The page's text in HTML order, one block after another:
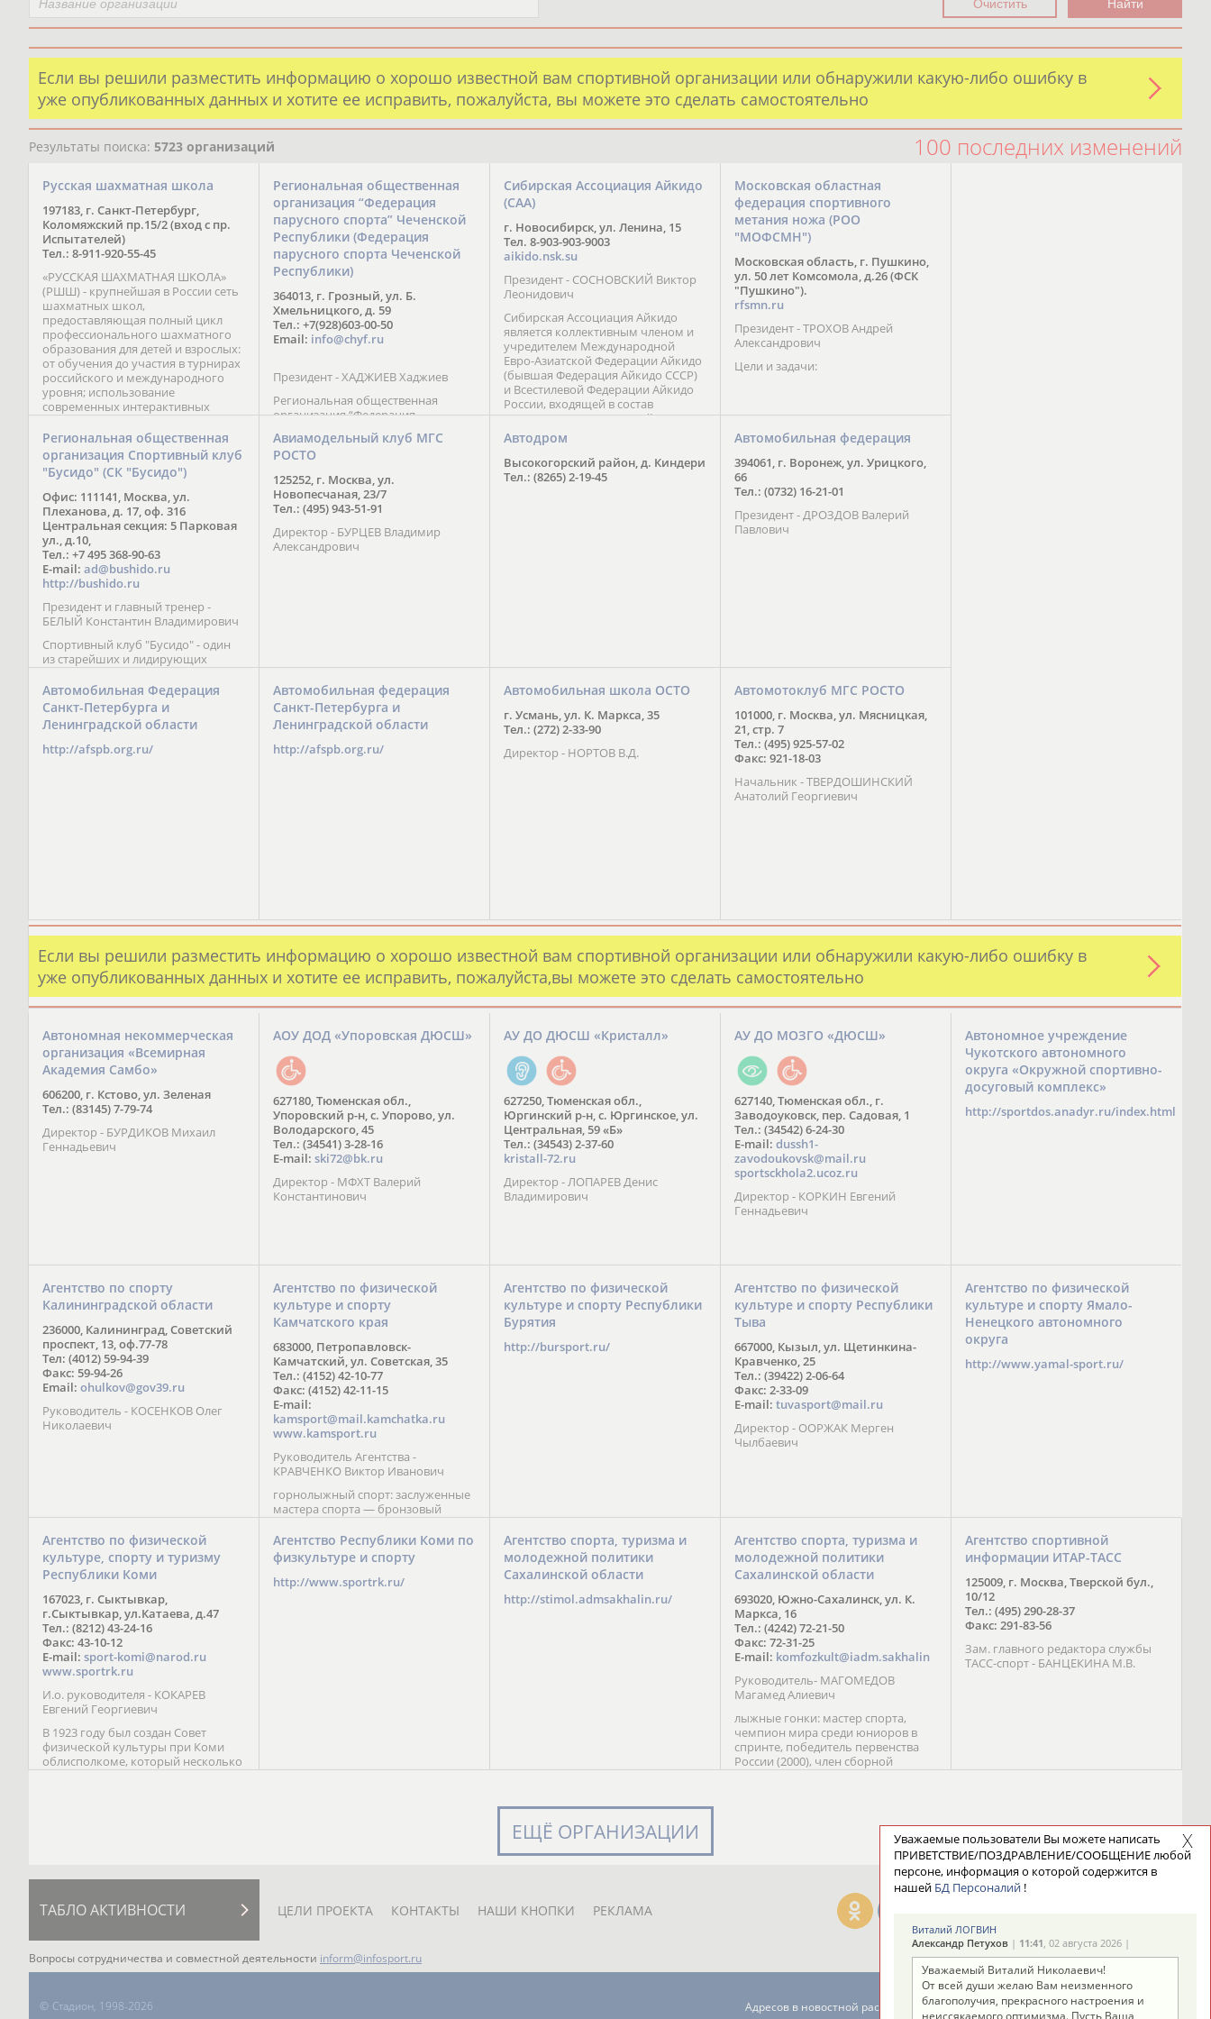
Если вы решили разместить информацию о хорошо известной вам спортивной организации или обнаружили какую-либо ошибку в
уже опубликованных данных и хотите ее исправить, пожалуйста, вы можете это сделать самостоятельно
Результаты поиска: 5723 организаций 100 последних изменений
Русская шахматная школа
197183, г. Санкт-Петербург,
Коломяжский пр.15/2 (вход с пр.
Испытателей)
Тел.: 8-911-920-55-45
«РУССКАЯ ШАХМАТНАЯ ШКОЛА»
(РШШ) - крупнейшая в России сеть
шахматных школ,
предоставляющая полный цикл
профессионального шахматного
образования для детей и взрослых:
от обучения до участия в турнирах
российского и международного
уровня; использование
современных интерактивных
методик подачи материала;
обучение на русском и английском
языках; специалисты с опытом
преподавания более 20 лет;
направленность на общее
развитие ребенка: проведение
творческих мастер-классов, уроков
по истории и литературе,
организация регулярных
шахматных сборов на спортивных
базах и в детских лагерях,
проведение встреч с выдающимися
шахматистами; корпоративное
обучение; онлайн обучение в
форме вебинаров и
индивидуальных занятий, круглые
столы российских и
международных тренеров,
трансляция мероприятий и
турниров.
Региональная общественная
организация “Федерация
парусного спорта” Чеченской
Республики (Федерация
парусного спорта Чеченской
Республики)
364013, г. Грозный, ул. Б.
Хмельницкого, д. 59
Тел.: +7(928)603-00-50
Email: info@chyf.ru
Президент - ХАДЖИЕВ Хаджиев
Региональная общественная
организация “Федерация
парусного спорта” Чеченской
Республики начала свою
деятельность в декабре 2016 года.
Миссия федерации состоит в
популяризации парусного спорта,
привлечении и содействии
развитию спорта в этом регионе и
спортсменов на российских и
международных соревнованиях.
Сибирская Ассоциация Айкидо
(САА)
г. Новосибирск, ул. Ленина, 15
Тел. 8-903-903-9003
aikido.nsk.su
Президент - СОСНОВСКИЙ Виктор
Леонидович
Сибирская Ассоциация Айкидо
является коллективным членом и
учредителем Международной
Евро-Азиатской Федерации Айкидо
(бывшая Федерация Айкидо СССР)
и Всестилевой Федерации Айкидо
России, входящей в состав
Национального Совета Айкидо
России, президентом которого
является С. В. Киреенко
Московская областная
федерация спортивного
метания ножа (РОО
"МОФСМН")
Московская область, г. Пушкино,
ул. 50 лет Комсомола, д.26 (ФСК
"Пушкино").
rfsmn.ru
Президент - ТРОХОВ Андрей
Александрович
Цели и задачи:
Региональная общественная
организация Спортивный клуб
"Бусидо" (СК "Бусидо")
Офис: 111141, Москва, ул.
Плеханова, д. 17, оф. 316
Центральная секция: 5 Парковая
ул., д.10,
Тел.: +7 495 368-90-63
E-mail: ad@bushido.ru
http://bushido.ru
Президент и главный тренер -
БЕЛЫЙ Константин Владимирович
Спортивный клуб "Бусидо" - один
из старейших и лидирующих
клубов России, изучающих и
развивающих различные боевые
искусства и, прежде всего, каратэ
Кёкусинкай - первого в мире стиля
контактного каратэ, получившего
огромное развитие во всем
мире. Однако, спектр интересов
Авиамодельный клуб МГС
РОСТО
125252, г. Москва, ул.
Новопесчаная, 23/7
Тел.: (495) 943-51-91
Директор - БУРЦЕВ Владимир
Александрович
Автодром
Высокогорский район, д. Киндери
Тел.: (8265) 2-19-45
Автомобильная федерация
394061, г. Воронеж, ул. Урицкого,
66
Тел.: (0732) 16-21-01
Президент - ДРОЗДОВ Валерий
Павлович
Автомобильная Федерация
Санкт-Петербурга и
Ленинградской области
http://afspb.org.ru/
Автомобильная федерация
Санкт-Петербурга и
Ленинградской области
http://afspb.org.ru/
Автомобильная школа ОСТО
г. Усмань, ул. К. Маркса, 35
Тел.: (272) 2-33-90
Директор - НОРТОВ В.Д.
Автомотоклуб МГС РОСТО
101000, г. Москва, ул. Мясницкая,
21, стр. 7
Тел.: (495) 925-57-02
Факс: 921-18-03
Начальник - ТВЕРДОШИНСКИЙ
Анатолий Георгиевич
Если вы решили разместить информацию о хорошо известной вам спортивной организации или обнаружили какую-либо ошибку в
уже опубликованных данных и хотите ее исправить, пожалуйста,вы можете это сделать самостоятельно
Автономная некоммерческая
организация «Всемирная
Академия Самбо»
606200, г. Кстово, ул. Зеленая
Тел.: (83145) 7-79-74
Директор - БУРДИКОВ Михаил
Геннадьевич
АОУ ДОД «Упоровская ДЮСШ»
627180, Тюменская обл.,
Упоровский р-н, с. Упорово, ул.
Володарского, 45
Тел.: (34541) 3-28-16
E-mail: ski72@bk.ru
Директор - МФХТ Валерий
Константинович
АУ ДО ДЮСШ «Кристалл»
627250, Тюменская обл.,
Юргинский р-н, с. Юргинское, ул.
Центральная, 59 «Б»
Тел.: (34543) 2-37-60
kristall-72.ru
Директор - ЛОПАРЕВ Денис
Владимирович
АУ ДО МОЗГО «ДЮСШ»
627140, Тюменская обл., г.
Заводоуковск, пер. Садовая, 1
Тел.: (34542) 6-24-30
​E-mail: dussh1-
zavodoukovsk@mail.ru
sportsckhola2.ucoz.ru
Директор - КОРКИН Евгений
Геннадьевич
Автономное учреждение
Чукотского автономного
округа «Окружной спортивно-
досуговый комплекс»
http://sportdos.anadyr.ru/index.html
Агентство по спорту
Калининградской области
236000, Калининград, Советский
проспект, 13, оф.77-78
Тел: (4012) 59-94-39
Факс: 59-94-26
Email: ohulkov@gov39.ru
Руководитель - КОСЕНКОВ Олег
Николаевич
Агентство по физической
культуре и спорту
Камчатского края
683000, Петропавловск-
Камчатский, ул. Советская, 35
Тел.: (4152) 42-10-77
Факс: (4152) 42-11-15
E-mail:
kamsport@mail.kamchatka.ru
www.kamsport.ru
Руководитель Агентства -
КРАВЧЕНКО Виктор Иванович
горнолыжный спорт: заслуженные
мастера спорта — бронзовый
призер Кубка мира (1997),
обладатель Кубка Европы (2002) В.
Зеленская; бронзовый призер
Паралимпийских игр в Солт-Лейк-
Сити (2002) А. Мошкин; мастер
Агентство по физической
культуре и спорту Республики
Бурятия
http://bursport.ru/
Агентство по физической
культуре и спорту Республики
Тыва
667000, Кызыл, ул. Щетинкина-
Кравченко, 25
Тел.: (39422) 2-06-64
Факс: 2-33-09
E-mail: tuvasport@mail.ru
Директор - ООРЖАК Мерген
Чылбаевич
Агентство по физической
культуре и спорту Ямало-
Ненецкого автономного
округа
http://www.yamal-sport.ru/
Агентство по физической
культуре, спорту и туризму
Республики Коми
167023, г. Сыктывкар,
г.Сыктывкар, ул.Катаева, д.47
Тел.: (8212) 43-24-16
Факс: 43-10-12
E-mail: sport-komi@narod.ru
www.sportrk.ru
И.о. руководителя - КОКАРЕВ
Евгений Георгиевич
В 1923 году был создан Совет
физической культуры при Коми
облисполкоме, который несколько
раз реорганизовывался; с 1994 года
Агентство Республики Коми по
физкультуре и спорту
http://www.sportrk.ru/
Агентство спорта, туризма и
молодежной политики
Сахалинской области
http://stimol.admsakhalin.ru/
Агентство спорта, туризма и
молодежной политики
Сахалинской области
693020, Южно-Сахалинск, ул. К.
Маркса, 16
Тел.: (4242) 72-21-50
Факс: 72-31-25
E-mail: komfozkult@iadm.sakhalin
Руководитель- МАГОМЕДОВ
Магамед Алиевич
лыжные гонки: мастер спорта,
чемпион мира среди юниоров в
спринте, победитель первенства
России (2000), член сборной
команды России С. Новиков;
Кубка России (1999) В. Разницын;
первенств России (1999, 2000), член
юниорской сборной команды
Агентство спортивной
информации ИТАР-ТАСС
125009, г. Москва, Тверской бул.,
10/12
Тел.: (495) 290-28-37
Факс: 291-83-56
Зам. главного редактора службы
ТАСС-спорт - БАНЦЕКИНА М.В.
ЕЩЁ ОРГАНИЗАЦИИ
ТАБЛО АКТИВНОСТИ ЦЕЛИ ПРОЕКТА КОНТАКТЫ НАШИ КНОПКИ РЕКЛАМА
Вопросы сотрудничества и совместной деятельности inform@infosport.ru
© Стадион, 1998-2026 Адресов в новостной рассылке: 996
Уважаемые пользователи Вы можете написать
ПРИВЕТСТВИЕ/ПОЗДРАВЛЕНИЕ/СООБЩЕНИЕ любой
персоне, информация о которой содержится в
нашей БД Персоналий !
Виталий ЛОГВИН
Александр Петухов | 11:41, 02 августа 2026 |
Уважаемый Виталий Николаевич!
От всей души желаю Вам неизменного
благополучия, прекрасного настроения и
неиссякаемого оптимизма. Пусть Ваша